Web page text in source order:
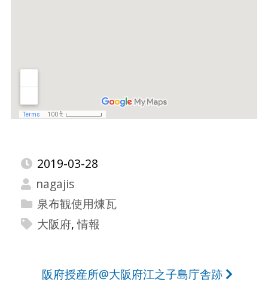
2019-03-28
nagajis
泉布観使用煉瓦
大阪府,情報
阪府授産所@大阪府江之子島庁舎跡